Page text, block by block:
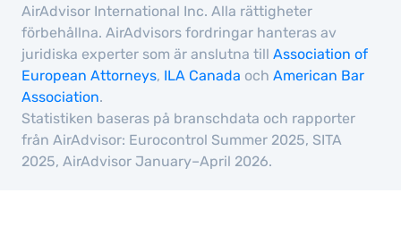
AirAdvisor International Inc. Alla rättigheter
förbehållna. AirAdvisors fordringar hanteras av
juridiska experter som är anslutna till Association of
European Attorneys, ILA Canada och American Bar
Association.
Statistiken baseras på branschdata och rapporter
från AirAdvisor: Eurocontrol Summer 2025, SITA
2025, AirAdvisor January–April 2026.